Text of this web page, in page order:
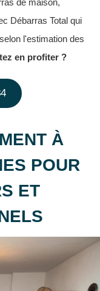
de maison,
Débarras Total qui
l'estimation des
en profiter ?
À
POUR
ET